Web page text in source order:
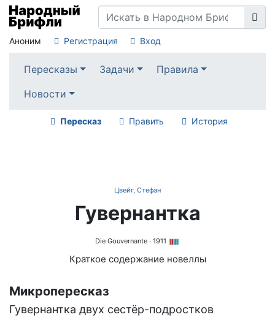
Аноним Регистрация Вход
Пересказы Задачи
Правила
Новости
Пересказ Править История
Цвейг, Стефан
Гувернантка
Die Gouvernante· 1911
Краткое содержание новеллы
Микропересказ
Гувернантка двух сестёр-подростков